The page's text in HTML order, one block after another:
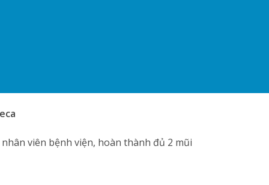
viên bệnh viện, hoàn thành đủ 2 mũi